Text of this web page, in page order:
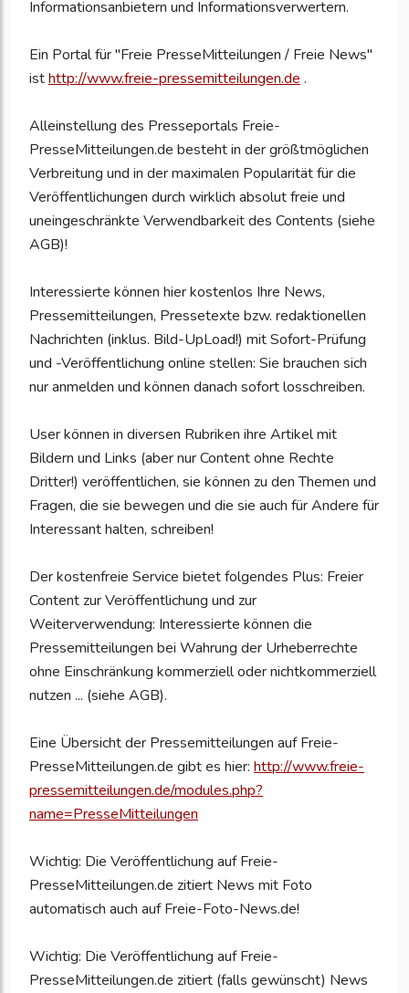
Informationsanbietern und Informationsverwertern.
Ein Portal für "Freie PresseMitteilungen / Freie News"
isthttp://www.freie-pressemitteilungen.de .
Alleinstellung des Presseportals Freie-
PresseMitteilungen.de besteht in der größtmöglichen
Verbreitung und in der maximalen Popularität für die
Veröffentlichungen durch wirklich absolut freie und
uneingeschränkte Verwendbarkeit des Contents (siehe
AGB)!
Interessierte können hier kostenlos Ihre News,
Pressemitteilungen, Pressetexte bzw. redaktionellen
Nachrichten (inklus. Bild-UpLoad!) mit Sofort-Prüfung
und -Veröffentlichung online stellen: Sie brauchen sich
nur anmelden und können danach sofort losschreiben.
User können in diversen Rubriken ihre Artikel mit
Bildern und Links (aber nur Content ohne Rechte
Dritter!) veröffentlichen, sie können zu den Themen und
Fragen, die sie bewegen und die sie auch für Andere für
Interessant halten, schreiben!
Der kostenfreie Service bietet folgendes Plus: Freier
Content zur Veröffentlichung und zur
Weiterverwendung: Interessierte können die
Pressemitteilungen bei Wahrung der Urheberrechte
ohne Einschränkung kommerziell oder nichtkommerziell
nutzen ... (siehe AGB).
Eine Übersicht der Pressemitteilungen auf Freie-
PresseMitteilungen.de gibt es hier: http://www.freie-
pressemitteilungen.de/modules.php?
name=PresseMitteilungen
Wichtig: Die Veröffentlichung auf Freie-
PresseMitteilungen.de zitiert News mit Foto
automatisch auch auf Freie-Foto-News.de!
Wichtig: Die Veröffentlichung auf Freie-
PresseMitteilungen.de zitiert (falls gewünscht) News